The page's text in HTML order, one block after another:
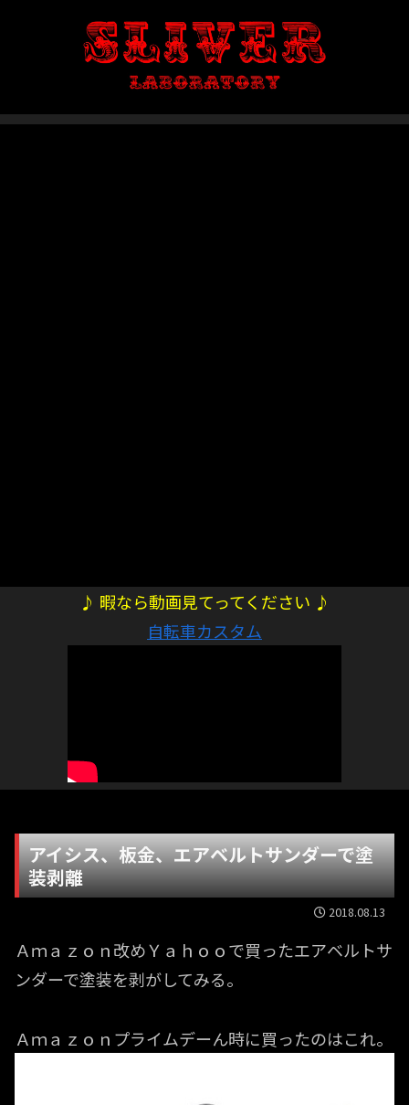
♪ 暇なら動画見てってください ♪
自転車カスタム
アイシス、板金、エアベルトサンダーで塗
装剥離
2018.08.13
Ａｍａｚｏｎ改めＹａｈｏｏで買ったエアベルトサ
ンダーで塗装を剥がしてみる。
Ａｍａｚｏｎプライムデーん時に買ったのはこれ。